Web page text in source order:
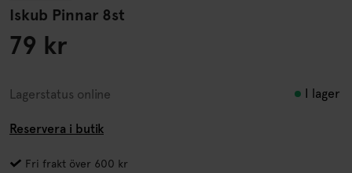
Iskub Pinnar 8st
79 kr
Lagerstatus online I lager
Reservera i butik
Fri frakt över 600 kr